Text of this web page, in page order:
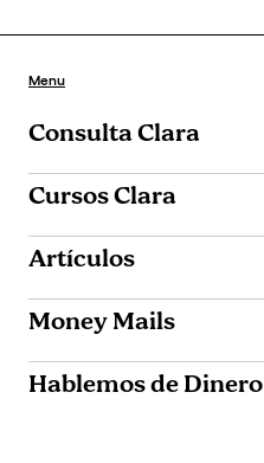
Menu
Consulta Clara
Cursos Clara
Artículos
Money Mails
Hablemos de Dinero